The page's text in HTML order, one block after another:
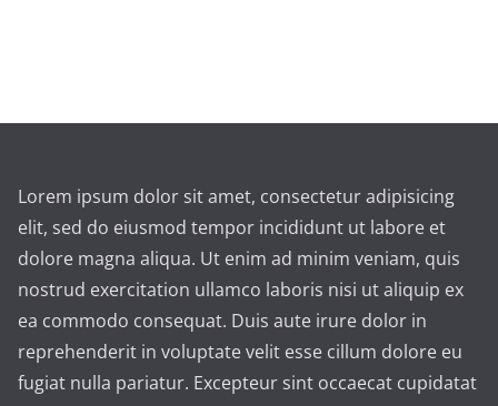
Lorem ipsum dolor sit amet, consectetur adipisicing
elit, sed do eiusmod tempor incididunt ut labore et
dolore magna aliqua. Ut enim ad minim veniam, quis
nostrud exercitation ullamco laboris nisi ut aliquip ex
ea commodo consequat. Duis aute irure dolor in
reprehenderit in voluptate velit esse cillum dolore eu
fugiat nulla pariatur. Excepteur sint occaecat cupidatat